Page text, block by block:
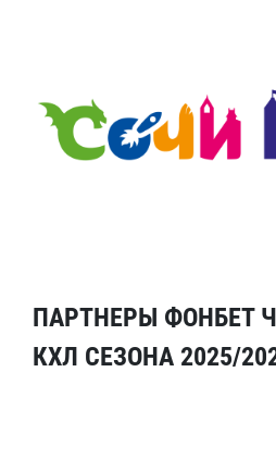
ПАРТНЕРЫ ФОНБЕТ
КХЛ СЕЗОНА 2025/